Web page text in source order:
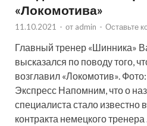
«Локомотива»
11.10.2021 - от admin - Оставьте
Главный тренер «Шинника»
высказался по поводу того,
возглавил «Локомотив».
Экспресс Напомним, что о
специалиста стало известно
контракта немецкого